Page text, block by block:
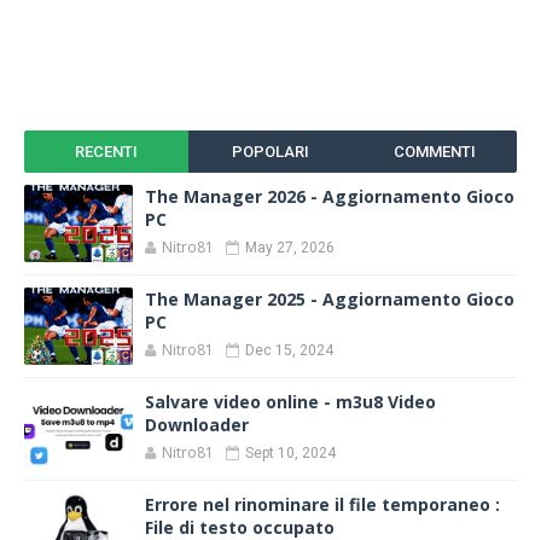
RECENTI POPOLARI COMMENTI
The Manager 2026 - Aggiornamento Gioco
PC
Nitro81 May 27, 2026
The Manager 2025 - Aggiornamento Gioco
PC
Nitro81 Dec 15, 2024
Salvare video online - m3u8 Video
Downloader
Nitro81 Sept 10, 2024
Errore nel rinominare il file temporaneo :
File di testo occupato